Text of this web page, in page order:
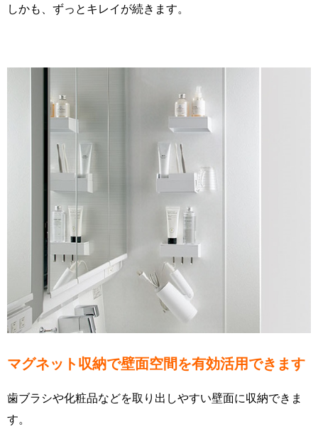
しかも、ずっとキレイが続きます。
マグネット収納で壁面空間を有効活用できます
歯ブラシや化粧品などを取り出しやすい壁面に収納できま
す。